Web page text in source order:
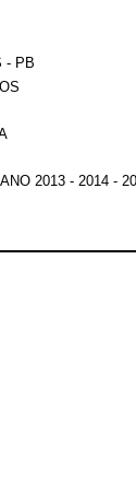
- PB
2013 - 2014 -